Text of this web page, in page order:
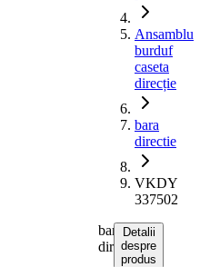
Ansamblu
burduf
caseta
direcție
bara
directie
VKDY
337502
bara
directie
Detalii
despre
produs